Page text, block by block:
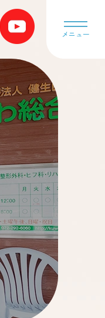
メニュー